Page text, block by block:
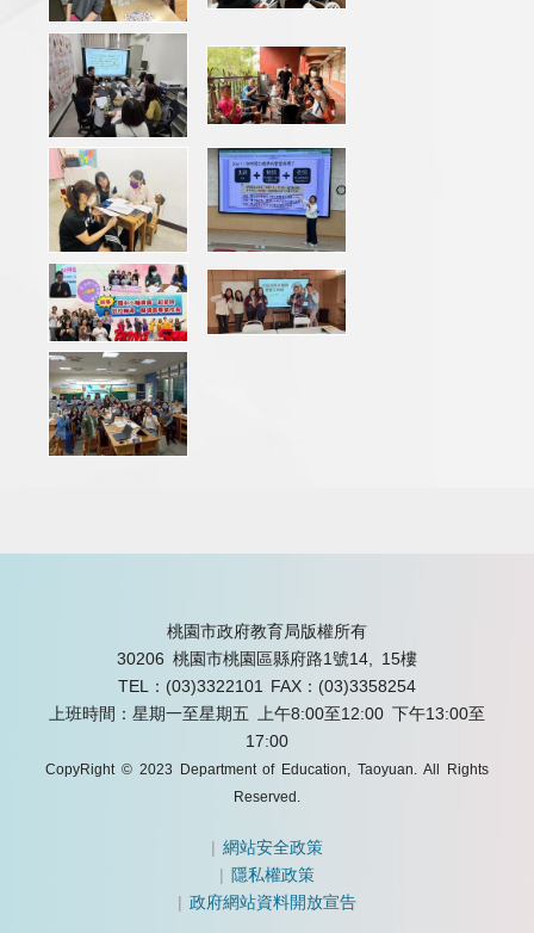
桃園市政府教育局版權所有
30206 桃園市桃園區縣府路1號14, 15樓
TEL：(03)3322101
FAX：(03)3358254
上班時間：星期一至星期五 上午8:00至12:00 下午13:00至
17:00
CopyRight © 2023 Department of Education, Taoyuan. All Rights
Reserved.
|網站安全政策
| 隱私權政策
|政府網站資料開放宣告